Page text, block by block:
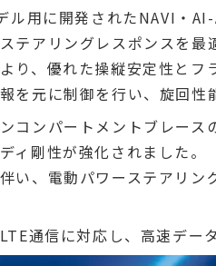
ル用に開発されたNAVI・
テアリングレスポンスを最
り、優れた操縦安定性と
を元に制御を行い、旋回性
コンパートメントブレー
ィ剛性が強化されました。
い、電動パワーステアリ
通信に対応し、高速デー